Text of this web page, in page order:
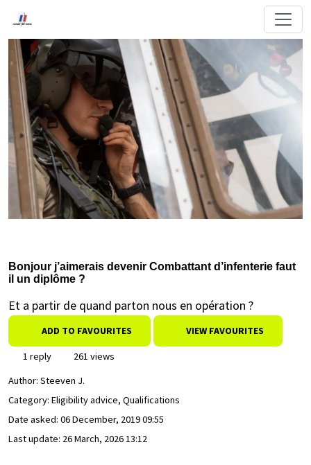
Bonjour j’aimerais devenir Combattant d’infenterie faut
il un diplôme ?
Et a partir de quand parton nous en opération ?
ADD TO FAVOURITES VIEW FAVOURITES
1 reply
261 views
Author: Steeven J.
Category: Eligibility advice, Qualifications
Date asked: 06 December, 2019 09:55
Last update: 26 March, 2026 13:12